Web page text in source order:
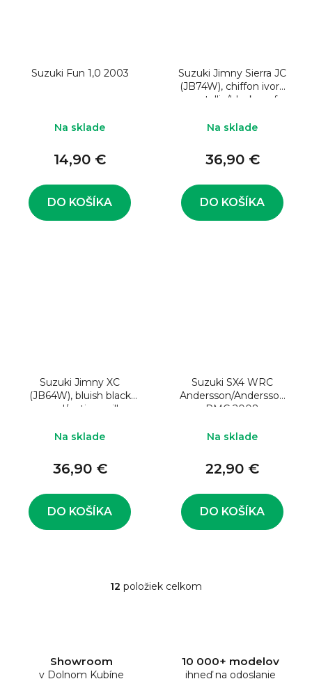
Suzuki Fun 1,0 2003
Na sklade
14,90 €
DO KOŠÍKA
Suzuki Jimny Sierra JC
(JB74W), chiffon ivory
metallic/black roof
Na sklade
36,90 €
DO KOŠÍKA
Suzuki Jimny XC
(JB64W), bluish black
pearl/option grill
Na sklade
36,90 €
DO KOŠÍKA
Suzuki SX4 WRC
Andersson/Andersson
RMC 2008
Na sklade
22,90 €
DO KOŠÍKA
O
12 položiek celkom
Showroom
v Dolnom Kubíne
10 000+ modelov
ihneď na odoslanie